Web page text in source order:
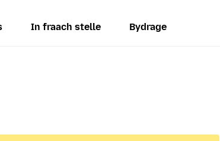
In fraach stelle Bydrage